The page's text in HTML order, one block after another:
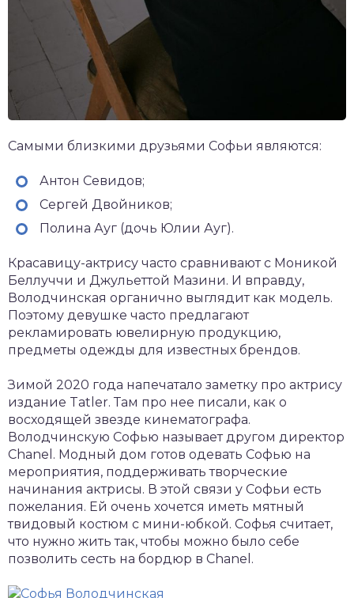
Самыми близкими друзьями Софьи являются:
Антон Севидов;
Сергей Двойников;
Полина Ауг (дочь Юлии Ауг).
Красавицу-актрису часто сравнивают с Моникой
Беллуччи и Джульеттой Мазини. И вправду,
Володчинская органично выглядит как модель.
Поэтому девушке часто предлагают
рекламировать ювелирную продукцию,
предметы одежды для известных брендов.
Зимой 2020 года напечатало заметку про актрису
издание Tatler. Там про нее писали, как о
восходящей звезде кинематографа.
Володчинскую Софью называет другом директор
Chanel. Модный дом готов одевать Софью на
мероприятия, поддерживать творческие
начинания актрисы. В этой связи у Софьи есть
пожелания. Ей очень хочется иметь мятный
твидовый костюм с мини-юбкой. Софья считает,
что нужно жить так, чтобы можно было себе
позволить сесть на бордюр в Chanel.